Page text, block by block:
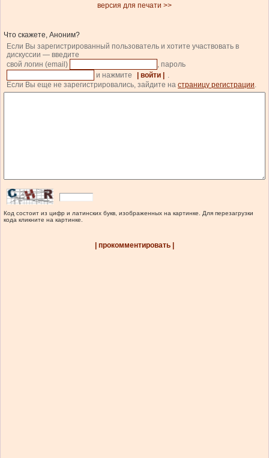
версия для печати >>
Что скажете, Аноним?
Если Вы зарегистрированный пользователь и хотите участвовать в
дискуссии — введите
свой логин (email)
, пароль
и нажмите
| войти |
.
Если Вы еще не зарегистрировались, зайдите на страницу регистрации.
Код состоит из цифр и латинских букв, изображенных на картинке. Для перезагрузки
кода кликните на картинке.
| прокомментировать |